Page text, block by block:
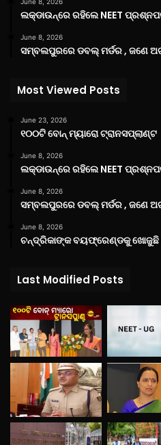
ଲକ୍‌ଡାଉନ୍‌ରେ ରହିଲେ NEET
June 8, 2026
ସମ୍ବଲପୁରରେ ଡବଲ୍ ମର୍ଡର , ଜଣେ
Most Viewed Posts
June 23, 2026
୧୦୦ଟି ବୋନ୍ ମ୍ୟାରୋ ଟ୍ରାନସପ୍ଲାଣ୍ଟ
June 8, 2026
ଲକ୍‌ଡାଉନ୍‌ରେ ରହିଲେ NEET
June 8, 2026
ସମ୍ବଲପୁରରେ ଡବଲ୍ ମର୍ଡର , ଜଣେ
June 8, 2026
ଚନ୍ଦ୍ରିକାଙ୍କ ବୟଫ୍ରେଣ୍ଡକୁ ଖୋଜୁଛି
Last Modified Posts